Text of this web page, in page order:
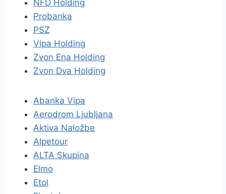
NFD Holding
Probanka
PSZ
Vipa Holding
Zvon Ena Holding
Zvon Dva Holding
Abanka Vipa
Aerodrom Ljubljana
Aktiva Naložbe
Alpetour
ALTA Skupina
Elmo
Etol